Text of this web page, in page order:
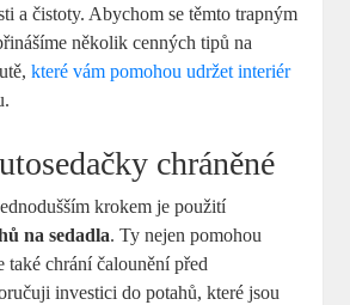
a čistoty. Abychom se těmto trapným
několik cenných tipů na
které vám pomohou udržet interiér
chráněné
krokem je použití
na sedadla. Ty nejen pomohou
také chrání čalounění před
investici do potahů, které jsou